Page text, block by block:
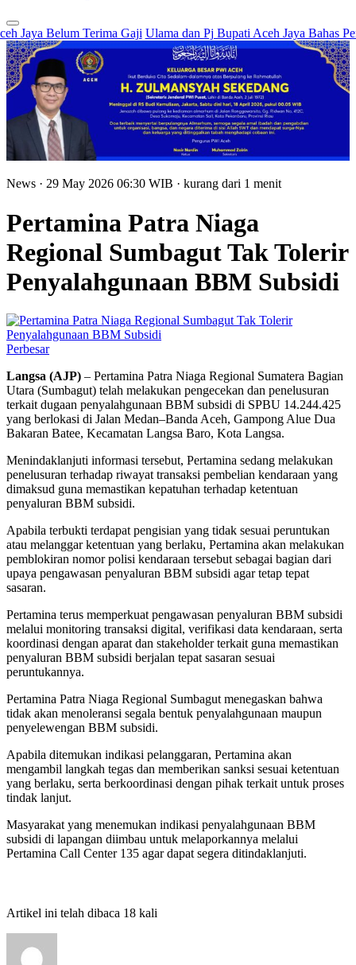
Belum Terima Gaji Ulama dan Pj Bupati Aceh Jaya Bahas
News · 29 May 2026 06:30 WIB · kurang dari 1 menit
Pertamina Patra Niaga
Regional Sumbagut Tak Tolerir
Penyalahgunaan BBM Subsidi
Perbesar
Langsa (AJP) – Pertamina Patra Niaga Regional Sumatera Bagian
Utara (Sumbagut) telah melakukan pengecekan dan penelusuran
terkait dugaan penyalahgunaan BBM subsidi di SPBU 14.244.425
yang berlokasi di Jalan Medan–Banda Aceh, Gampong Alue Dua
Bakaran Batee, Kecamatan Langsa Baro, Kota Langsa.
Menindaklanjuti informasi tersebut, Pertamina sedang melakukan
penelusuran terhadap riwayat transaksi pembelian kendaraan yang
dimaksud guna memastikan kepatuhan terhadap ketentuan
penyaluran BBM subsidi.
Apabila terbukti terdapat pengisian yang tidak sesuai peruntukan
atau melanggar ketentuan yang berlaku, Pertamina akan melakukan
pemblokiran nomor polisi kendaraan tersebut sebagai bagian dari
upaya pengawasan penyaluran BBM subsidi agar tetap tepat
sasaran.
Pertamina terus memperkuat pengawasan penyaluran BBM subsidi
melalui monitoring transaksi digital, verifikasi data kendaraan, serta
koordinasi dengan aparat dan stakeholder terkait guna memastikan
penyaluran BBM subsidi berjalan tepat sasaran sesuai
peruntukannya.
Pertamina Patra Niaga Regional Sumbagut menegaskan bahwa
tidak akan menoleransi segala bentuk penyalahgunaan maupun
penyelewengan BBM subsidi.
Apabila ditemukan indikasi pelanggaran, Pertamina akan
mengambil langkah tegas dan memberikan sanksi sesuai ketentuan
yang berlaku, serta berkoordinasi dengan pihak terkait untuk proses
tindak lanjut.
Masyarakat yang menemukan indikasi penyalahgunaan BBM
subsidi di lapangan diimbau untuk melaporkannya melalui
Pertamina Call Center 135 agar dapat segera ditindaklanjuti.
Artikel ini telah dibaca 18 kali